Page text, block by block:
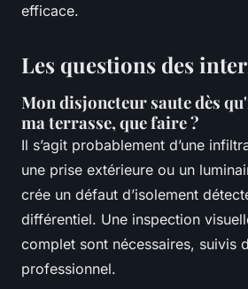
efficace.
Les questions des
Mon disjoncteur saute dès
ma terrasse, que faire ?
Il s’agit probablement d’une
une prise extérieure ou un
crée un défaut d’isolement
différentiel. Une inspection
complet sont nécessaires, suivis
professionnel.